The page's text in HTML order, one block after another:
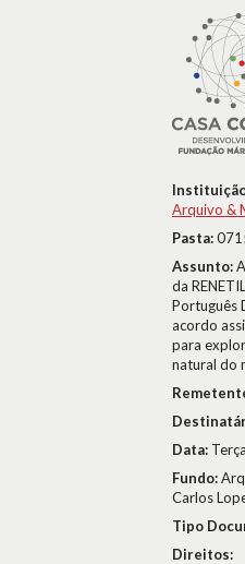
Arquivo &
Pasta:
Assunto:
da
Português
acordo
para
natural do
Data:
Fundo:
Carlos
Tipo
Direitos: